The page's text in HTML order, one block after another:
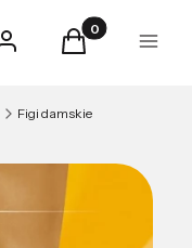
Zaloguj sięProdukty w
Koszyk Menu
Figi damskie